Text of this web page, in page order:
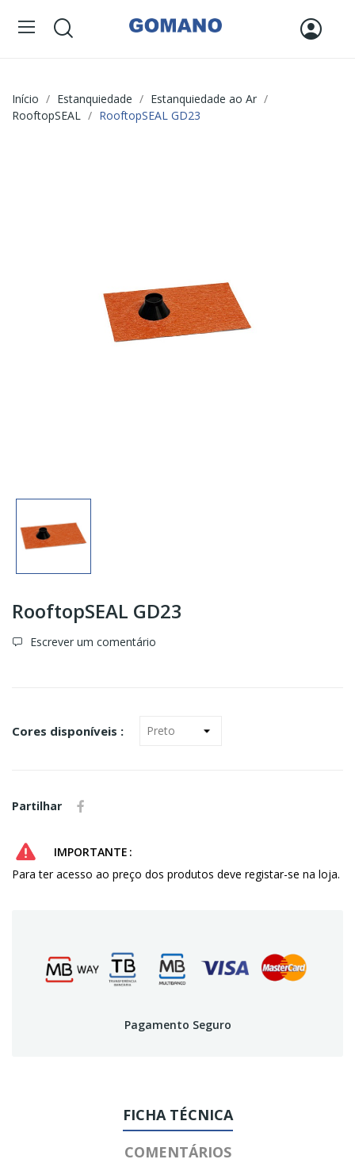
Início Estanquiedade
Estanquiedade ao Ar
RooftopSEAL
RooftopSEAL GD23
RooftopSEAL GD23
Escrever um comentário
Cores disponíveis :
Partilhar
IMPORTANTE
Para ter acesso ao preço dos produtos deve registar-se na loja.
Pagamento Seguro
FICHA TÉCNICA
COMENTÁRIOS